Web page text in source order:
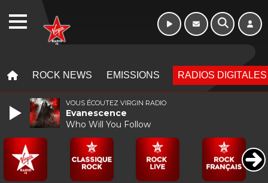
ROCK NEWS EMISSIONS RADIOS DIGITALES
VOUS ÉCOUTEZ VIRGIN RADIO
Evanescence
Who Will You Follow
WEBRADIO